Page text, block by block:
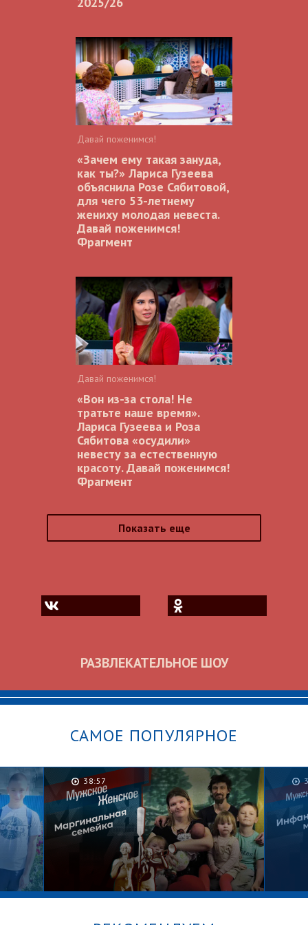
Давай поженимся!
«Зачем ему такая зануда,
как ты?» Лариса Гузеева
объяснила Розе Сябитовой,
для чего 53-летнему
жениху молодая невеста.
Давай поженимся!
Фрагмент
Давай поженимся!
«Вон из-за стола! Не
тратьте наше время».
Лариса Гузеева и Роза
Сябитова «осудили»
невесту за естественную
красоту. Давай поженимся!
Фрагмент
Показать еще
РАЗВЛЕКАТЕЛЬНОЕ ШОУ
САМОЕ ПОПУЛЯРНОЕ
38:57